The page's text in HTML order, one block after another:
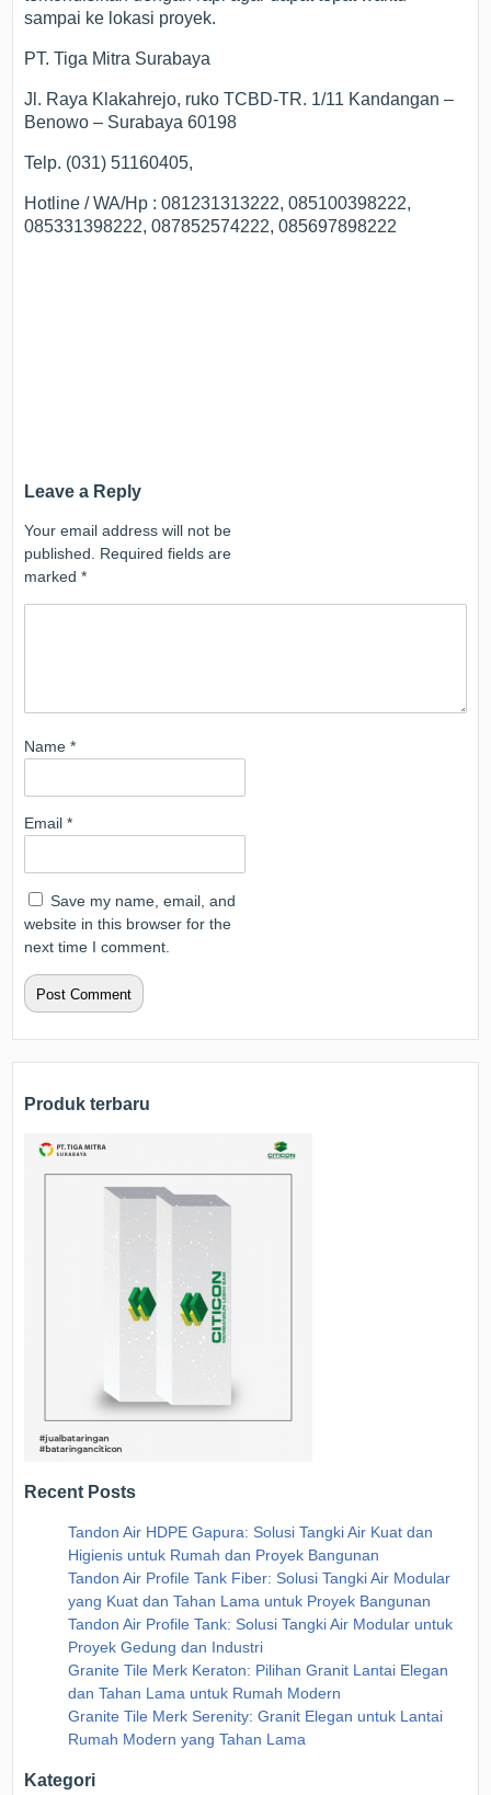
sampai ke lokasi proyek.
PT. Tiga Mitra Surabaya
Jl. Raya Klakahrejo, ruko TCBD-TR. 1/11 Kandangan –
Benowo – Surabaya 60198
Telp. (031) 51160405,
Hotline / WA/Hp : 081231313222, 085100398222,
085331398222, 087852574222, 085697898222
Leave a Reply
Your email address will not be
published. Required fields are
marked*
Name*
Email*
Save my name, email, and
website in this browser for the
next time I comment.
Produk terbaru
Recent Posts
Tandon Air HDPE Gapura: Solusi Tangki Air Kuat dan
Higienis untuk Rumah dan Proyek Bangunan
Tandon Air Profile Tank Fiber: Solusi Tangki Air Modular
yang Kuat dan Tahan Lama untuk Proyek Bangunan
Tandon Air Profile Tank: Solusi Tangki Air Modular untuk
Proyek Gedung dan Industri
Granite Tile Merk Keraton: Pilihan Granit Lantai Elegan
dan Tahan Lama untuk Rumah Modern
Granite Tile Merk Serenity: Granit Elegan untuk Lantai
Rumah Modern yang Tahan Lama
Kategori